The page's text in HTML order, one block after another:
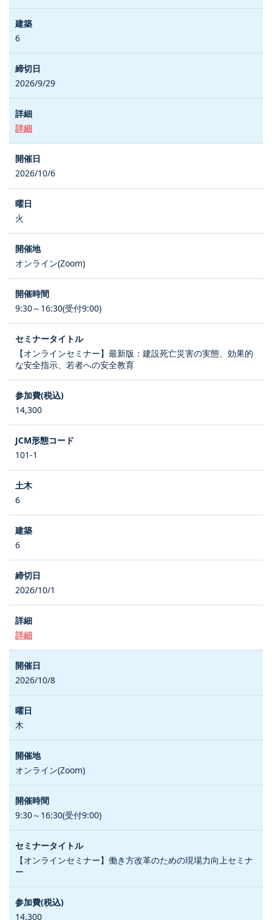
6
2026/9/29
詳細
2026/10/6
火
オンライン(Zoom)
9:30～16:30(受付9:00)
【オンラインセミナー】最新版：建設死亡災害の実態、効果的
な安全指示、若者への安全教育
14,300
101-1
6
6
2026/10/1
詳細
2026/10/8
木
オンライン(Zoom)
9:30～16:30(受付9:00)
【オンラインセミナー】働き方改革のための現場力向上セミナ
ー
14,300